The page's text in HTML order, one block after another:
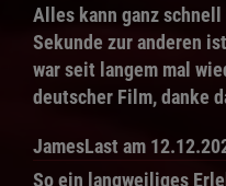
Alles kann ganz
Sekunde zur anderen
war seit langem mal
deutscher Film, danke
JamesLast am
So ein langweiliges